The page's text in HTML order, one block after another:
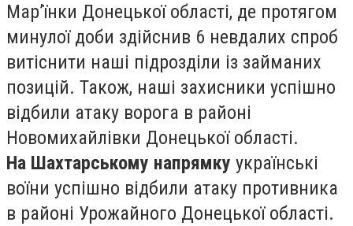
Мар’їнки Донецької області, де протягом
минулої доби здійснив 6 невдалих спроб
витіснити наші підрозділи із займаних
позицій. Також, наші захисники успішно
відбили атаку ворога в районі
Новомихайлівки Донецької області.
На Шахтарському напрямку українські
воїни успішно відбили атаку противника
в районі Урожайного Донецької області.